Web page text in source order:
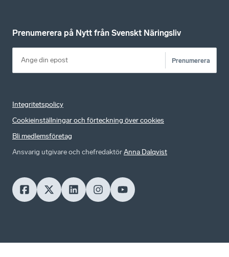
Prenumerera på Nytt från Svenskt Näringsliv
Prenumerera
Integritetspolicy
Cookieinställningar och förteckning över cookies
Bli medlemsföretag
Ansvarig utgivare och chefredaktörAnna Dalqvist